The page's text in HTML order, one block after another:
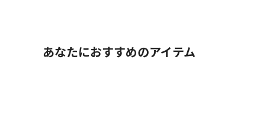
あなたにおすすめのアイテム